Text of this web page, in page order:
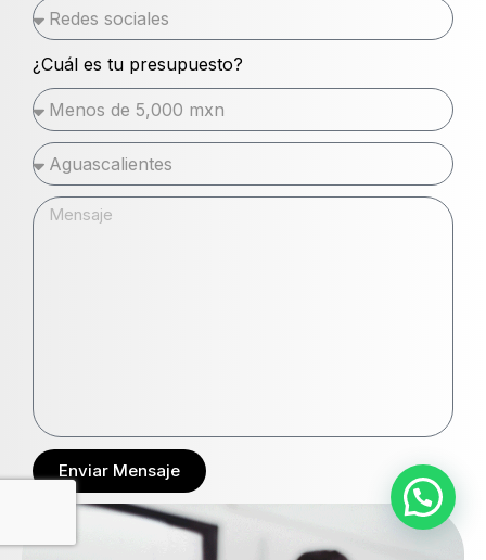
¿Cuál es tu presupuesto?
Enviar Mensaje